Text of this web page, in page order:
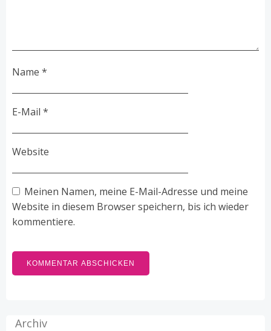
Name *
E-Mail *
Website
Meinen Namen, meine E-Mail-Adresse und meine
Website in diesem Browser speichern, bis ich wieder
kommentiere.
Archiv